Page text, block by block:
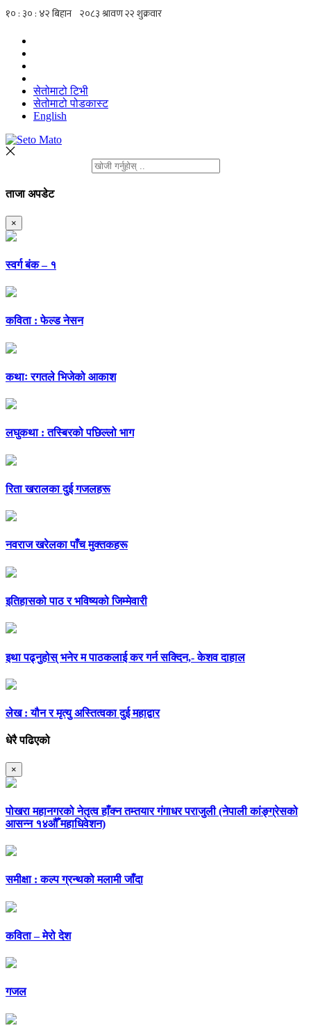
सेतोमाटो टिभी
सेतोमाटो पोडकास्ट
English
ताजा अपडेट
×
स्वर्ग बंक – १
कविता : फेल्ड नेसन
कथाः रगतले भिजेको आकाश
लघुकथा : तस्बिरको पछिल्लो भाग
रिता खरालका दुई गजलहरू
नवराज खरेलका पाँच मुक्तकहरू
इतिहासको पाठ र भविष्यको जिम्मेवारी
इथा पढ्नुहोस् भनेर म पाठकलाई कर गर्न सक्दिन,- केशव दाहाल
लेख : यौन र मृत्यु अस्तित्वका दुई महाद्वार
धेरै पढिएको
×
पोखरा महानगरको नेतृत्व हाँक्न तम्तयार गंगाधर पराजुली (नेपाली कांङ्ग्रेसको
आसन्न १४औँ महाधिवेशन)
समीक्षा : कल्प ग्रन्थको मलामी जाँदा
कविता – मेरो देश
गजल